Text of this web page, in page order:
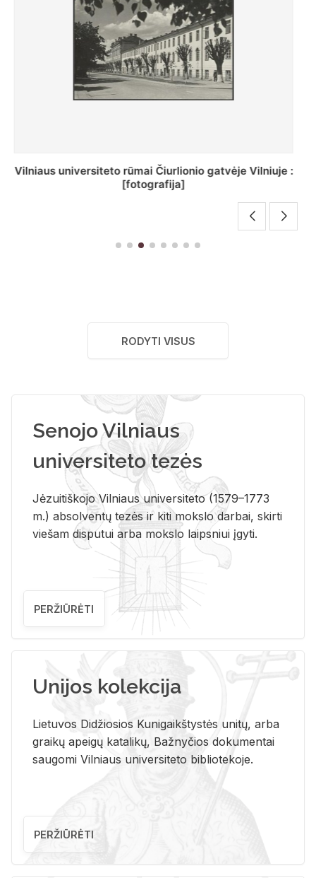
St. Batoro universiteto J. Pilsudskio kolegija :
[fotografija]
RODYTI VISUS
Senojo Vilniaus
universiteto tezės
Jėzuitiškojo Vilniaus universiteto (1579–1773
m.) absolventų tezės ir kiti mokslo darbai, skirti
viešam disputui arba mokslo laipsniui įgyti.
PERŽIŪRĖTI
Unijos kolekcija
Lietuvos Didžiosios Kunigaikštystės unitų, arba
graikų apeigų katalikų, Bažnyčios dokumentai
saugomi Vilniaus universiteto bibliotekoje.
PERŽIŪRĖTI